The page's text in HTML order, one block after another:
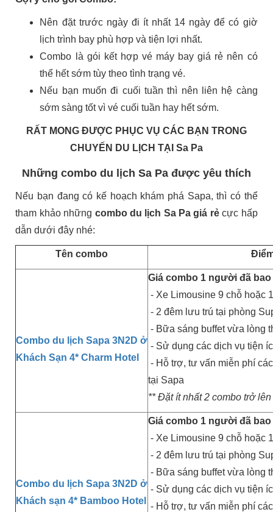
Nên đặt trước ngày đi ít nhất 14 ngày để có giờ
lịch trình bay phù hợp và tiện lợi nhất.
Combo là gói kết hợp vé máy bay giá rẻ nên có
thể hết sớm tùy theo tình trạng vé.
Nếu bạn muốn đi cuối tuần thì nên liên hệ càng
sớm sàng tốt vì vé cuối tuần hay hết sớm.
RẤT MONG ĐƯỢC PHỤC VỤ CÁC BẠN TRONG
CHUYẾN DU LỊCH TẠI Sa Pa
Những combo du lịch Sa Pa được yêu thích
Nếu bạn đang có kế hoạch khám phá Sapa, thì có thể
tham khảo những combo du lịch Sa Pa giá rẻcực hấp
dẫn dưới đây nhé:
Tên combo
Combo du lịch Sapa 3N2D ở
Khách Sạn 4* Charm Hotel
Giá combo 1 người đã
- Xe Limousine 9 chỗ hoặc
- 2 đêm lưu trú tại phòng
- Bữa sáng buffet vừa lòng
- Sử dụng các dịch vụ tiện
- Hỗ trợ, tư vấn miễn phí
tại Sapa
** Đặt ít nhất 2 combo trở lên
Combo du lịch Sapa 3N2D ở
Khách sạn 4* Bamboo Hotel
Giá combo 1 người đã
- Xe Limousine 9 chỗ hoặc
- 2 đêm lưu trú tại phòng
- Bữa sáng buffet vừa lòng
- Sử dụng các dịch vụ tiện
- Hỗ trợ, tư vấn miễn phí